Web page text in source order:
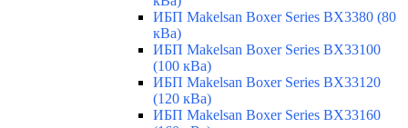
ИБП Makelsan Boxer Series BX3380 (80
кВа)
ИБП Makelsan Boxer Series BX33100
(100 кВа)
ИБП Makelsan Boxer Series BX33120
(120 кВа)
ИБП Makelsan Boxer Series BX33160